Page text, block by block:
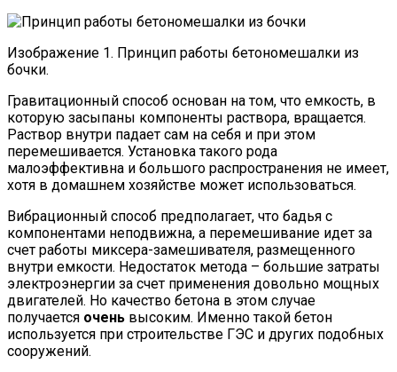
Изображение 1. Принцип работы бетономешалки из
бочки.
Гравитационный способ основан на том, что емкость, в
которую засыпаны компоненты раствора, вращается.
Раствор внутри падает сам на себя и при этом
перемешивается. Установка такого рода
малоэффективна и большого распространения не имеет,
хотя в домашнем хозяйстве может использоваться.
Вибрационный способ предполагает, что бадья с
компонентами неподвижна, а перемешивание идет за
счет работы миксера-замешивателя, размещенного
внутри емкости. Недостаток метода – большие затраты
электроэнергии за счет применения довольно мощных
двигателей. Но качество бетона в этом случае
получается очень высоким. Именно такой бетон
используется при строительстве ГЭС и других подобных
сооружений.